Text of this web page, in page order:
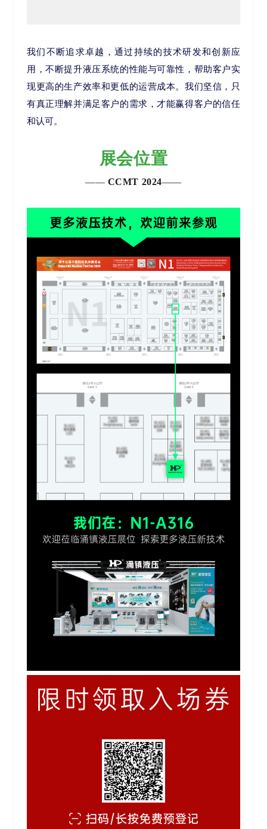
我们不断追求卓越，通过持续的技术研发和创新应
用，不断提升液压系统的性能与可靠性，帮助客户实
现更高的生产效率和更低的运营成本。我们坚信，只
有真正理解并满足客户的需求，才能赢得客户的信任
和认可。
展会位置
—— CCMT 2024——